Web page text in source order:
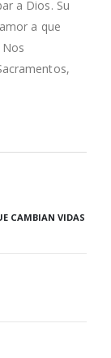
a Dios. Su
a que
CAMBIAN VIDAS